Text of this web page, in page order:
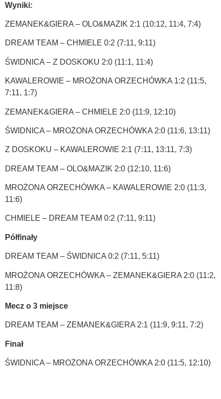
Wyniki:
ZEMANEK&GIERA – OLO&MAZIK 2:1 (10:12, 11:4, 7:4)
DREAM TEAM – CHMIELE 0:2 (7:11, 9:11)
ŚWIDNICA – Z DOSKOKU 2:0 (11:1, 11:4)
KAWALEROWIE – MROŻONA ORZECHÓWKA 1:2 (11:5,
7:11, 1:7)
ZEMANEK&GIERA – CHMIELE 2:0 (11:9, 12:10)
ŚWIDNICA – MROŻONA ORZECHÓWKA 2:0 (11:6, 13:11)
Z DOSKOKU – KAWALEROWIE 2:1 (7:11, 13:11, 7:3)
DREAM TEAM – OLO&MAZIK 2:0 (12:10, 11:6)
MROŻONA ORZECHÓWKA – KAWALEROWIE 2:0 (11:3,
11:6)
CHMIELE – DREAM TEAM 0:2 (7:11, 9:11)
Półfinały
DREAM TEAM – ŚWIDNICA 0:2 (7:11, 5:11)
MROŻONA ORZECHÓWKA – ZEMANEK&GIERA 2:0 (11:2,
11:8)
Mecz o 3 miejsce
DREAM TEAM – ZEMANEK&GIERA 2:1 (11:9, 9:11, 7:2)
Finał
ŚWIDNICA – MROŻONA ORZECHÓWKA 2:0 (11:5, 12:10)